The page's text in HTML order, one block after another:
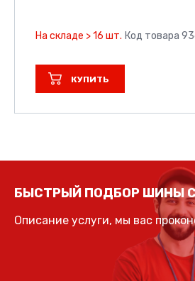
На складе > 16 шт. Код товара
КУПИТЬ
БЫСТРЫЙ ПОДБОР ШИНЫ
Описание услуги, мы вас